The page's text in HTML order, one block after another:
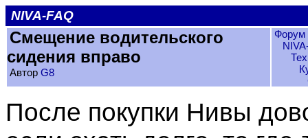
NIVA-FAQ
Смещение водительского
сидения вправо
Автор G8
Форум
После покупки Нивы